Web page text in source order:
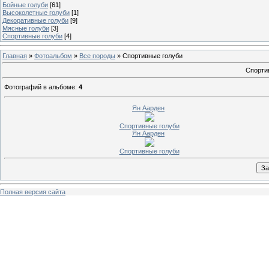
Бойные голуби [61]
Высоколетные голуби [1]
Декоративные голуби [9]
Мясные голуби [3]
Спортивные голуби [4]
Главная » Фотоальбом » Все породы » Спортивные голуби
Фотографий в альбоме: 4
Ян Аарден
Спортивные голуби
Ян Аарден
Спортивные голуби
Полная версия сайта